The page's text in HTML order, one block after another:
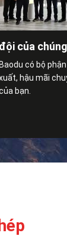
đội của
có bộ phận
hậu mãi
bạn.